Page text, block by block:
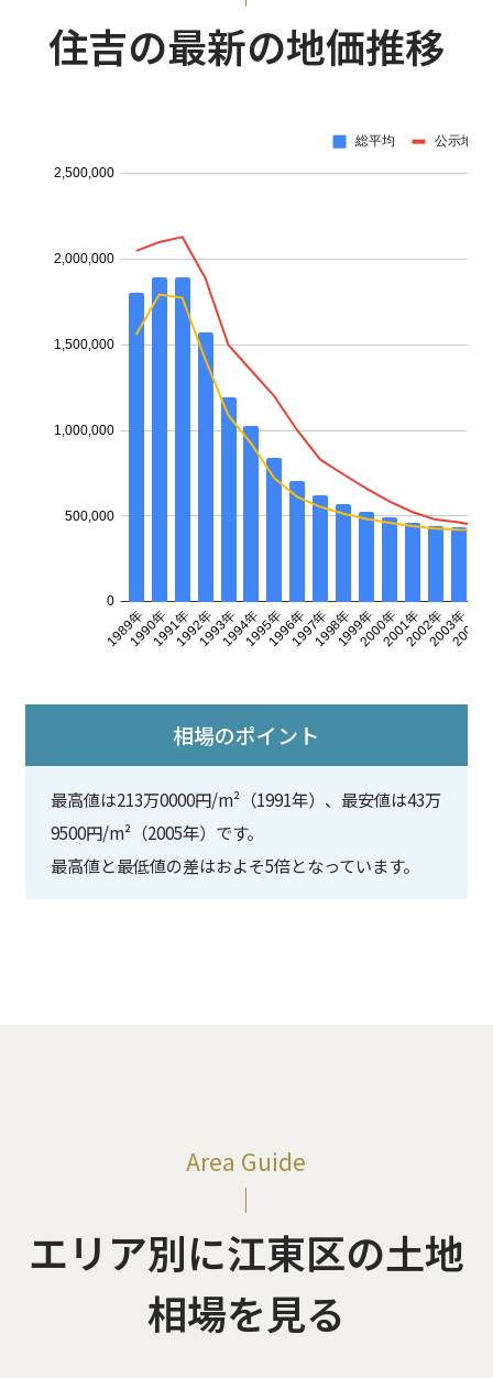
住吉の最新の地価推移
相場のポイント
最高値は213万0000円/m²（1991年）、最安値は43万
9500円/m²（2005年）です。
最高値と最低値の差はおよそ5倍となっています。
Area Guide
エリア別に江東区の土地
相場を見る